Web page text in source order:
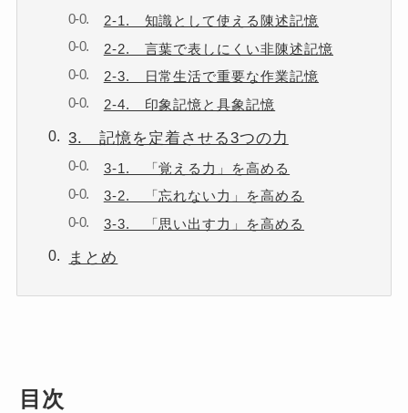
2-1. 知識として使える陳述記憶
2-2. 言葉で表しにくい非陳述記憶
2-3. 日常生活で重要な作業記憶
2-4. 印象記憶と具象記憶
3. 記憶を定着させる3つの力
3-1. 「覚える力」を高める
3-2. 「忘れない力」を高める
3-3. 「思い出す力」を高める
まとめ
目次